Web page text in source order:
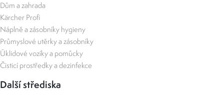
Dům a zahrada
Kärcher Profi
Náplně a zásobníky hygieny
Průmyslové utěrky a zásobníky
Úklidové vozíky a pomůcky
Čisticí prostředky a dezinfekce
Další střediska